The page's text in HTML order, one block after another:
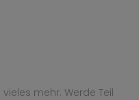
mehr. Werde Teil